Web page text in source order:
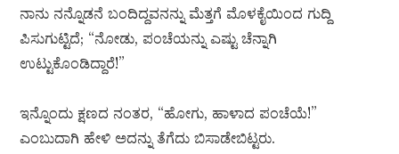
ನಾನು ನನ್ನೊಡನೆ ಬಂದಿದ್ದವನನ್ನು ಮೆತ್ತಗೆ ಮೊಳಕೈಯಿಂದ ಗುದ್ದಿ
ಪಿಸುಗುಟ್ಟಿದೆ; “ನೋಡು, ಪಂಚೆಯನ್ನು ಎಷ್ಟು ಚೆನ್ನಾಗಿ
ಉಟ್ಟುಕೊಂಡಿದ್ದಾರೆ!”
ಇನ್ನೊಂದು ಕ್ಷಣದ ನಂತರ, “ಹೋಗು, ಹಾಳಾದ ಪಂಚೆಯೆ!”
ಎಂಬುದಾಗಿ ಹೇಳಿ ಅದನ್ನು ತೆಗೆದು ಬಿಸಾಡೇಬಿಟ್ಟರು.